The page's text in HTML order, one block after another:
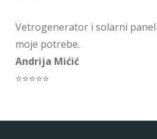
Vetrogenerator i solarni
moje potrebe.
Andrija Mićić
⭐⭐⭐⭐⭐